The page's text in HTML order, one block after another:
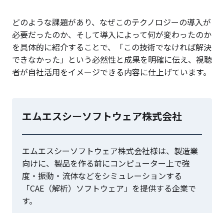
どのような課題があり、なぜこのテクノロジーの導入が
必要だったのか、そして導入によって何が変わったのか
を具体的に紹介することで、「この技術でなければ解決
できなかった」という必然性と成果を明確に伝え、視聴
者が自社活用をイメージできる内容に仕上げています。
エムエスシーソフトウェア株式会社
エムエスシーソフトウェア株式会社様は、製造業
向けに、製品を作る前にコンピューター上で強
度・振動・流体などをシミュレーションする
「CAE（解析）ソフトウェア」を提供する企業で
す。